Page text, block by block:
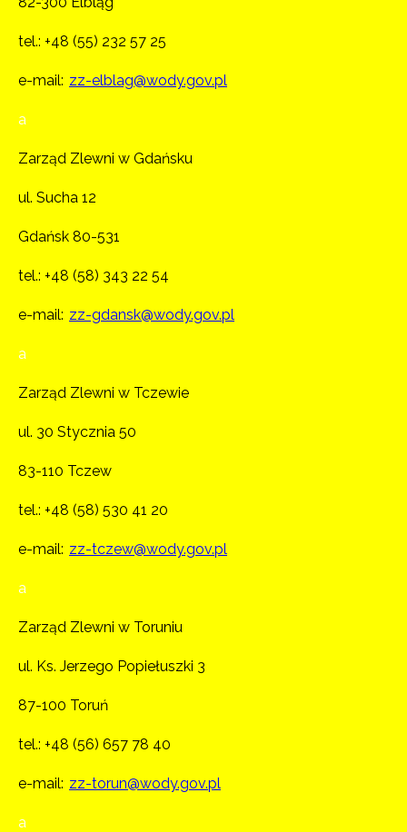
tel.: +48 (55) 232 57 25
e-mail: zz-elblag@wody.gov.pl
a
Zarząd Zlewni w Gdańsku
ul. Sucha 12
Gdańsk 80-531
tel.: +48 (58) 343 22 54
e-mail: zz-gdansk@wody.gov.pl
a
Zarząd Zlewni w Tczewie
ul. 30 Stycznia 50
83-110 Tczew
tel.: +48 (58) 530 41 20
e-mail: zz-tczew@wody.gov.pl
a
Zarząd Zlewni w Toruniu
ul. Ks. Jerzego Popiełuszki 3
87-100 Toruń
tel.: +48 (56) 657 78 40
e-mail: zz-torun@wody.gov.pl
a